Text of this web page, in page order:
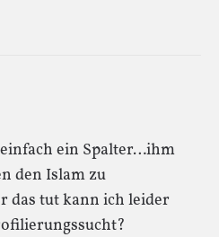
ein Spalter…ihm
den Islam zu
das tut kann ich leider